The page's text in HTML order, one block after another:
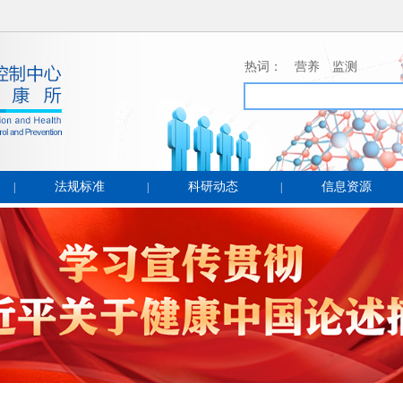
热词： 营养 监测
法规标准 科研动态 信息资源